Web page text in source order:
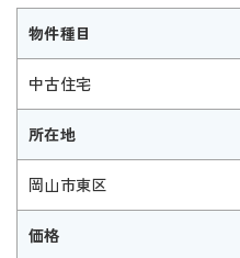
物件種目
中古住宅
所在地
岡山市東区
価格